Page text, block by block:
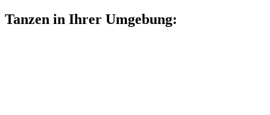
Tanzen in Ihrer Umgebung: